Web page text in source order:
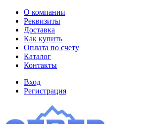
О компании
Реквизиты
Доставка
Как купить
Оплата по счету
Каталог
Контакты
Вход
Регистрация